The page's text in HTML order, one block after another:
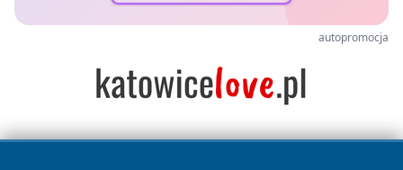
autopromocja